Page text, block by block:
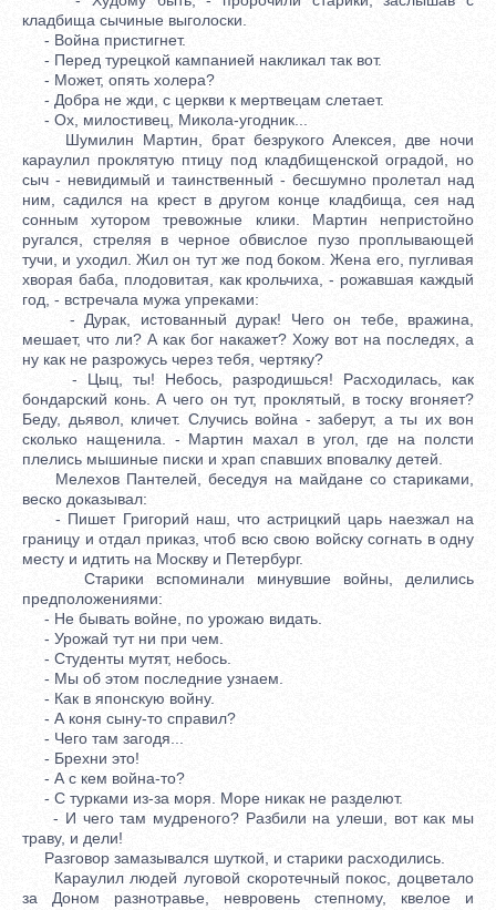
кладбища сычиные выголоски.
- Война пристигнет.
- Перед турецкой кампанией накликал так вот.
- Может, опять холера?
- Добра не жди, с церкви к мертвецам слетает.
- Ох, милостивец, Микола-угодник...
Шумилин Мартин, брат безрукого Алексея, две ночи
караулил проклятую птицу под кладбищенской оградой, но
сыч - невидимый и таинственный - бесшумно пролетал над
ним, садился на крест в другом конце кладбища, сея над
сонным хутором тревожные клики. Мартин непристойно
ругался, стреляя в черное обвислое пузо проплывающей
тучи, и уходил. Жил он тут же под боком. Жена его, пугливая
хворая баба, плодовитая, как крольчиха, - рожавшая каждый
год, - встречала мужа упреками:
- Дурак, истованный дурак! Чего он тебе, вражина,
мешает, что ли? А как бог накажет? Хожу вот на последях, а
ну как не разрожусь через тебя, чертяку?
- Цыц, ты! Небось, разродишься! Расходилась, как
бондарский конь. А чего он тут, проклятый, в тоску вгоняет?
Беду, дьявол, кличет. Случись война - заберут, а ты их вон
сколько нащенила. - Мартин махал в угол, где на полсти
плелись мышиные писки и храп спавших вповалку детей.
Мелехов Пантелей, беседуя на майдане со стариками,
веско доказывал:
- Пишет Григорий наш, что астрицкий царь наезжал на
границу и отдал приказ, чтоб всю свою войску согнать в одну
месту и идтить на Москву и Петербург.
Старики вспоминали минувшие войны, делились
предположениями:
- Не бывать войне, по урожаю видать.
- Урожай тут ни при чем.
- Студенты мутят, небось.
- Мы об этом последние узнаем.
- Как в японскую войну.
- А коня сыну-то справил?
- Чего там загодя...
- Брехни это!
- А с кем война-то?
- С турками из-за моря. Море никак не разделют.
- И чего там мудреного? Разбили на улеши, вот как мы
траву, и дели!
Разговор замазывался шуткой, и старики расходились.
Караулил людей луговой скоротечный покос, доцветало
за Доном разнотравье, невровень степному, квелое и